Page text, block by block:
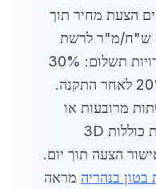
הצעת מחיר תוך
4-6 שעות. מחיר לדוגמה: 55 ש"ח/מ"ר לרשת
סטנדרטית, כולל חיתוך. אפשרויות תשלום: 30%
מקדמה, 50% עם משלוח, 20% לאחר התקנה.
מרובעות או
משולשות. ב-2026, כל הצעות כוללות 3D
הצעה תוך יום.
בטון בנהריה מראה